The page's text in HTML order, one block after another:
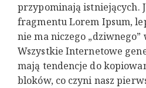
przypominają istniejących.
fragmentu Lorem Ipsum,
nie ma niczego
Wszystkie Internetowe
mają tendencje do
bloków, co czyni nasz